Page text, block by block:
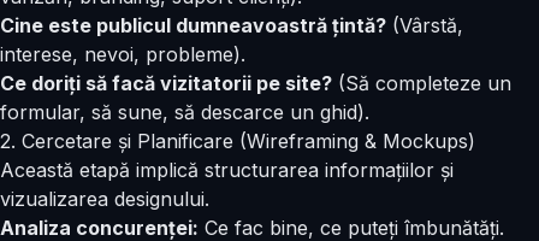
Cine este publicul dumneavoastră țintă? (Vârstă,
interese, nevoi, probleme).
Ce doriți să facă vizitatorii pe site? (Să completeze un
formular, să sune, să descarce un ghid).
2. Cercetare și Planificare (Wireframing & Mockups)
Această etapă implică structurarea informațiilor și
vizualizarea designului.
Analiza concurenței: Ce fac bine, ce puteți îmbunătăți.